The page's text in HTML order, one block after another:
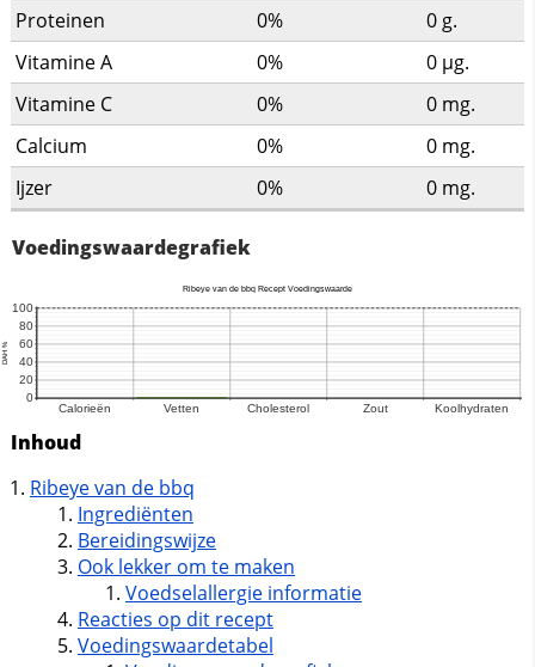
Proteinen 0% 0 g.
Vitamine A
0% 0 µg.
Vitamine C
0% 0 mg.
Calcium
0% 0 mg.
Ijzer
0% 0 mg.
Voedingswaardegrafiek
Inhoud
Ribeye van de bbq
Ingrediënten
Bereidingswijze
Ook lekker om te maken
Voedselallergie informatie
Reacties op dit recept
Voedingswaardetabel